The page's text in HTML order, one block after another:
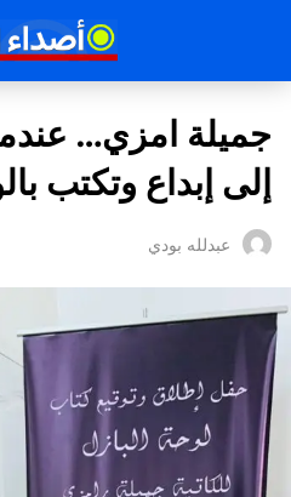
جميلة امزي…
إلى إبداع وتكتب
عبدلله بودي